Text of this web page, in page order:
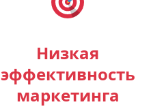
Низкая
эффективность
маркетинга